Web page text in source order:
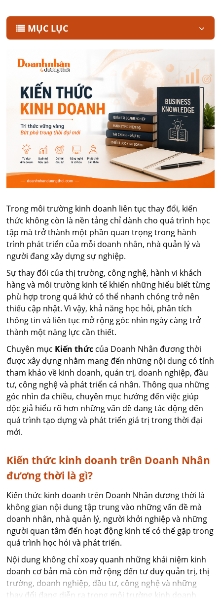
MỤC LỤC
Trong môi trường kinh doanh liên tục thay đổi, kiến
thức không còn là nền tảng chỉ dành cho quá trình học
tập mà trở thành một phần quan trọng trong hành
trình phát triển của mỗi doanh nhân, nhà quản lý và
người đang xây dựng sự nghiệp.
Sự thay đổi của thị trường, công nghệ, hành vi khách
hàng và môi trường kinh tế khiến những hiểu biết từng
phù hợp trong quá khứ có thể nhanh chóng trở nên
thiếu cập nhật. Vì vậy, khả năng học hỏi, phân tích
thông tin và liên tục mở rộng góc nhìn ngày càng trở
thành một năng lực cần thiết.
Chuyên mục Kiến thức của Doanh Nhân đương thời
được xây dựng nhằm mang đến những nội dung có tính
tham khảo về kinh doanh, quản trị, doanh nghiệp, đầu
tư, công nghệ và phát triển cá nhân. Thông qua những
góc nhìn đa chiều, chuyên mục hướng đến việc giúp
độc giả hiểu rõ hơn những vấn đề đang tác động đến
quá trình tạo dựng và phát triển giá trị trong thời đại
mới.
Kiến thức kinh doanh trên Doanh Nhân
đương thời là gì?
Kiến thức kinh doanh trên Doanh Nhân đương thời là
không gian nội dung tập trung vào những vấn đề mà
doanh nhân, nhà quản lý, người khởi nghiệp và những
người quan tâm đến hoạt động kinh tế có thể gặp trong
quá trình học hỏi và phát triển.
Nội dung không chỉ xoay quanh những khái niệm kinh
doanh cơ bản mà còn mở rộng đến tư duy quản trị, thị
trường, doanh nghiệp, đầu tư, công nghệ và những
thay đổi đang diễn ra trong môi trường kinh doanh